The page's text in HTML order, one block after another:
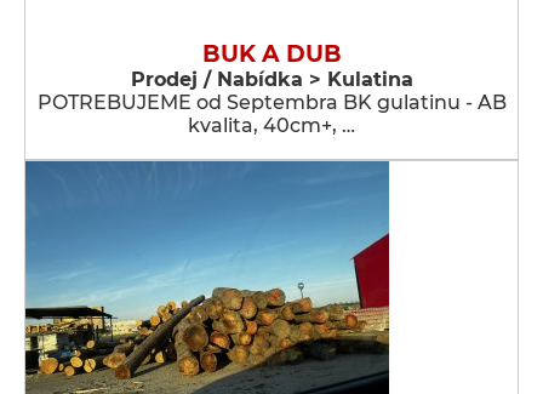
BUK A DUB
Prodej / Nabídka > Kulatina
POTREBUJEME od Septembra BK gulatinu - AB
kvalita, 40cm+, …